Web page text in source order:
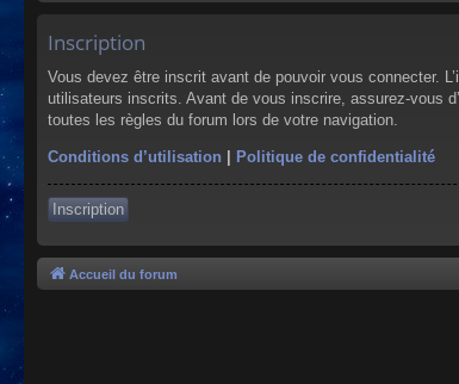
Inscription
Vous devez être inscrit avant de pouvoir vous connecter.
utilisateurs inscrits. Avant de vous inscrire, assurez-vous
toutes les règles du forum lors de votre navigation.
Conditions d’utilisation | Politique de confidentialité
Inscription
Accueil du forum